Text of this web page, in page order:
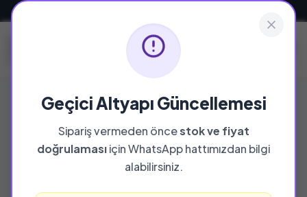
Geçici Altyapı Güncellemesi
Sipariş vermeden öncestok ve fiyat
doğrulamasıiçin WhatsApp hattımızdan bilgi
alabilirsiniz.